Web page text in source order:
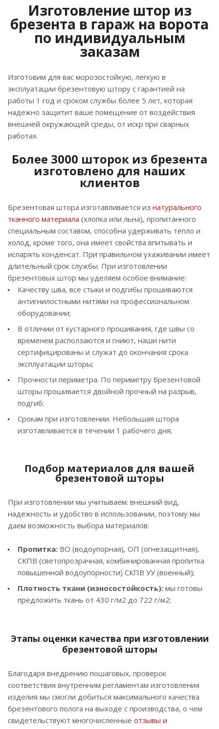
Изготовление штор из
брезента в гараж на ворота
по индивидуальным
заказам
Изготовим для вас морозостойкую, легкую в
эксплуатации брезентовую штору с гарантией на
работы 1 год и сроком службы более 5 лет, которая
надежно защитит ваше помещение от воздействия
внешней окружающей среды, от искр при сварных
работах.
Более 3000 шторок из брезента
изготовлено для наших
клиентов
Брезентовая штора изготавливается из натурального
тканного материала (хлопка или льна), пропитанного
специальным составом, способна удерживать тепло и
холод, кроме того, она имеет свойства впитывать и
испарять конденсат. При правильном ухаживании имеет
длительный срок службы. При изготовлении
брезентовых штор мы уделяем особое внимание:
Качеству шва, все стыки и подгибы прошиваются
антигнилостными нитями на профессиональном
оборудовании;
В отличии от кустарного прошивания, где швы со
временем расползаются и гниют, наши нити
сертифицированы и служат до окончания срока
эксплуатации шторы;
Прочности периметра. По периметру брезентовой
шторы прошивается двойной прочный на разрыв,
подгиб;
Срокам при изготовлении. Небольшая штора
изготавливается в течении 1 рабочего дня;
Подбор материалов для вашей
брезентовой шторы
При изготовлении мы учитываем: внешний вид,
надежность и удобство в использовании, поэтому мы
даем возможность выбора материалов:
Пропитка: ВО (водоупорная), ОП (огнезащитная),
СКПВ (светопрозрачная, комбинированная пропитка
повышенной водоупорности) СКПВ УУ (военный);
Плотность ткани (износостойкость): мы готовы
предложить ткань от 430 г/м2 до 722 г/м2;
Этапы оценки качества при изготовлении
брезентовой шторы
Благодаря внедрению пошаговых, проверок
соответствия внутренним регламентам изготовления
изделия мы смогли добиться максимального качества
брезентового полога на выходе с производства, о чем
свидетельствуют многочисленные отзывы и